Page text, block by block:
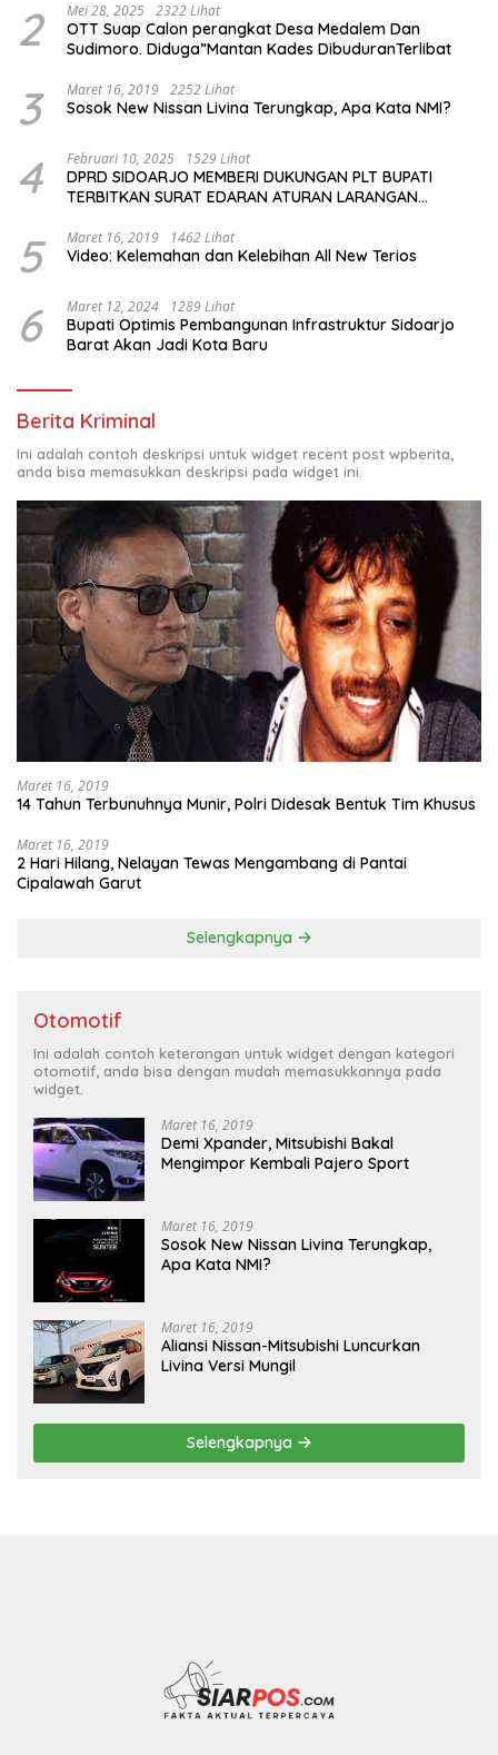
2 Mei 28, 2025 2322 Lihat
OTT Suap Calon perangkat Desa Medalem Dan
Sudimoro. Diduga”Mantan Kades DibuduranTerlibat
3 Maret 16, 2019 2252 Lihat
Sosok New Nissan Livina Terungkap, Apa Kata NMI?
4 Februari 10, 2025 1529 Lihat
DPRD SIDOARJO MEMBERI DUKUNGAN PLT BUPATI
TERBITKAN SURAT EDARAN ATURAN LARANGAN
KELUAR KOTA
5 Maret 16, 2019 1462 Lihat
Video: Kelemahan dan Kelebihan All New Terios
6 Maret 12, 2024 1289 Lihat
Bupati Optimis Pembangunan Infrastruktur Sidoarjo
Barat Akan Jadi Kota Baru
Berita Kriminal
Ini adalah contoh deskripsi untuk widget recent post wpberita,
anda bisa memasukkan deskripsi pada widget ini.
Maret 16, 2019
14 Tahun Terbunuhnya Munir, Polri Didesak Bentuk Tim Khusus
Maret 16, 2019
2 Hari Hilang, Nelayan Tewas Mengambang di Pantai
Cipalawah Garut
Selengkapnya
Otomotif
Ini adalah contoh keterangan untuk widget dengan kategori
otomotif, anda bisa dengan mudah memasukkannya pada
widget.
Maret 16, 2019
Demi Xpander, Mitsubishi Bakal
Mengimpor Kembali Pajero Sport
Maret 16, 2019
Sosok New Nissan Livina Terungkap,
Apa Kata NMI?
Maret 16, 2019
Aliansi Nissan-Mitsubishi Luncurkan
Livina Versi Mungil
Selengkapnya